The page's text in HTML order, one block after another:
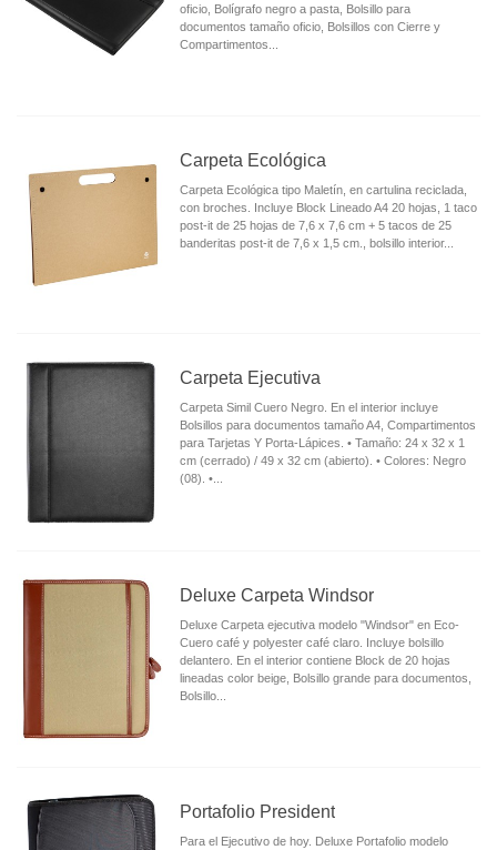
oficio, Bolígrafo negro a pasta, Bolsillo para
documentos tamaño oficio, Bolsillos con Cierre y
Compartimentos...
Carpeta Ecológica
Carpeta Ecológica tipo Maletín, en cartulina reciclada,
con broches. Incluye Block Lineado A4 20 hojas, 1 taco
post-it de 25 hojas de 7,6 x 7,6 cm + 5 tacos de 25
banderitas post-it de 7,6 x 1,5 cm., bolsillo interior...
Carpeta Ejecutiva
Carpeta Simil Cuero Negro. En el interior incluye
Bolsillos para documentos tamaño A4, Compartimentos
para Tarjetas Y Porta-Lápices. • Tamaño: 24 x 32 x 1
cm (cerrado) / 49 x 32 cm (abierto). • Colores: Negro
(08). •...
Deluxe Carpeta Windsor
Deluxe Carpeta ejecutiva modelo "Windsor" en Eco-
Cuero café y polyester café claro. Incluye bolsillo
delantero. En el interior contiene Block de 20 hojas
lineadas color beige, Bolsillo grande para documentos,
Bolsillo...
Portafolio President
Para el Ejecutivo de hoy. Deluxe Portafolio modelo